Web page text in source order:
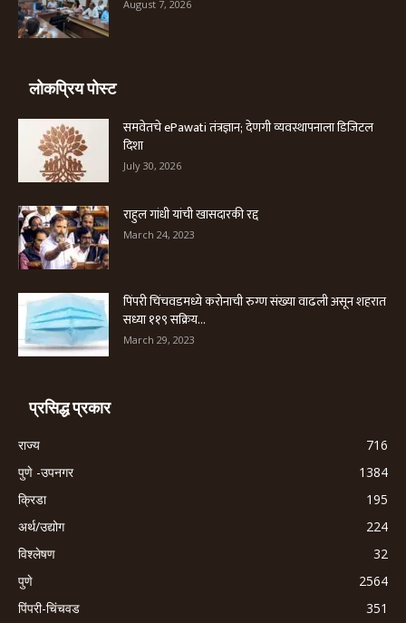
August 7, 2026
लोकप्रिय पोस्ट
समवेतचे ePawati तंत्रज्ञान; देणगी व्यवस्थापनाला डिजिटल
दिशा
July 30, 2026
राहुल गांधी यांची खासदारकी रद्द
March 24, 2023
पिंपरी चिंचवडमध्ये करोनाची रुग्ण संख्या वाढली असून शहरात
सध्या ११९ सक्रिय...
March 29, 2023
प्रसिद्ध प्रकार
राज्य
716
पुणे -उपनगर
1384
क्रिडा
195
अर्थ/उद्योग
224
विश्लेषण
32
पुणे
2564
पिंपरी-चिंचवड
351